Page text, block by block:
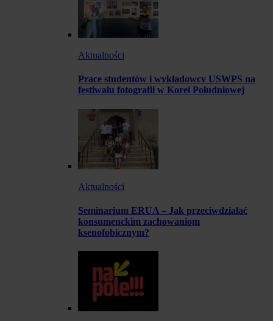
Aktualności
Prace studentów i wykładowcy USWPS na
festiwalu fotografii w Korei Południowej
Aktualności
Seminarium ERUA – Jak przeciwdziałać
konsumenckim zachowaniom
ksenofobicznym?